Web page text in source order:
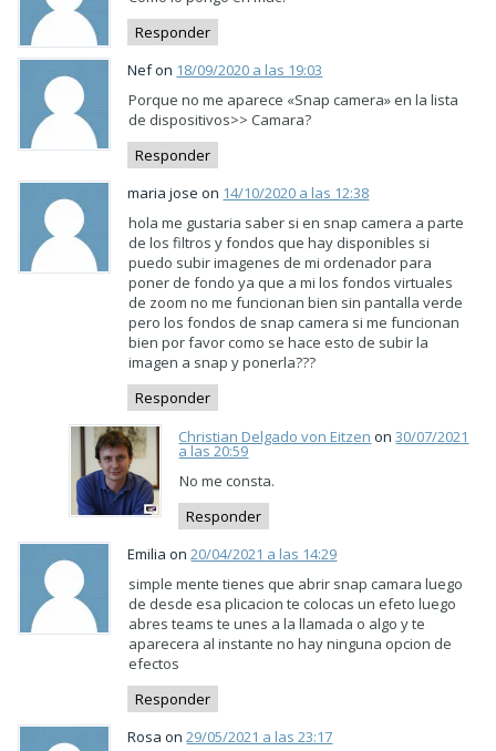
Responder
Nef on 18/09/2020 a las 19:03
Porque no me aparece «Snap camera» en la lista
de dispositivos>> Camara?
Responder
maria jose on 14/10/2020 a las 12:38
hola me gustaria saber si en snap camera a parte
de los filtros y fondos que hay disponibles si
puedo subir imagenes de mi ordenador para
poner de fondo ya que a mi los fondos virtuales
de zoom no me funcionan bien sin pantalla verde
pero los fondos de snap camera si me funcionan
bien por favor como se hace esto de subir la
imagen a snap y ponerla???
Responder
Christian Delgado von Eitzen on30/07/2021
a las 20:59
No me consta.
Responder
Emilia on20/04/2021 a las 14:29
simple mente tienes que abrir snap camara luego
de desde esa plicacion te colocas un efeto luego
abres teams te unes a la llamada o algo y te
aparecera al instante no hay ninguna opcion de
efectos
Responder
Rosa on29/05/2021 a las 23:17